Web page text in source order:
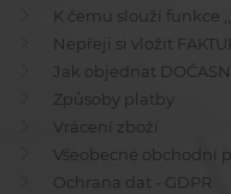
K čemu slouží funkce
Nepřeji si vložit
Jak objednat
Způsoby platby
Vrácení zboží
Všeobecné obchodní
Ochrana dat - GDPR